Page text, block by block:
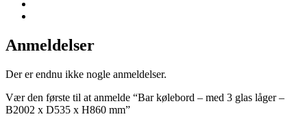
Anmeldelser
Der er endnu ikke nogle anmeldelser.
Vær den første til at anmelde “Bar kølebord – med 3 glas låger –
B2002 x D535 x H860 mm”